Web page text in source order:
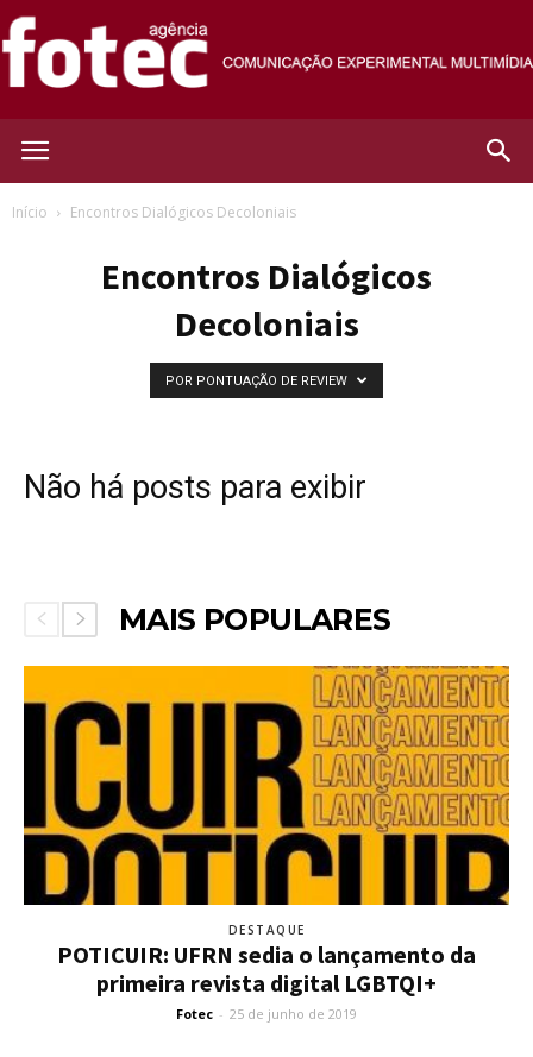
Fotec
Início Encontros Dialógicos Decoloniais
Encontros Dialógicos
Decoloniais
POR PONTUAÇÃO DE REVIEW
Não há posts para exibir
MAIS POPULARES
DESTAQUE
POTICUIR: UFRN sedia o lançamento da
primeira revista digital LGBTQI+
Fotec - 25 de junho de 2019